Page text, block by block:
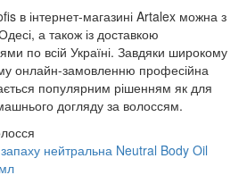
в інтернет-магазині Artalex можна з
а також із доставкою
по всій Україні. Завдяки широкому
онлайн-замовленню професійна
популярним рішенням як для
догляду за волоссям.